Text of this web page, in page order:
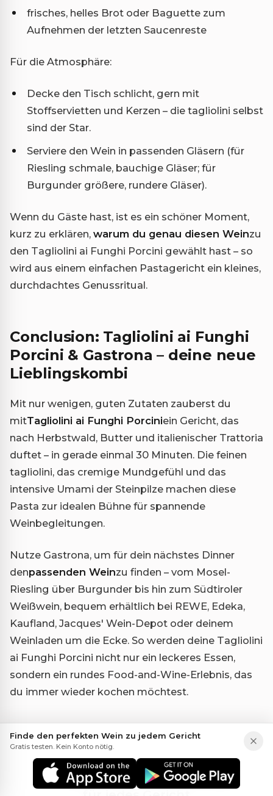
frisches, helles Brot oder Baguette zum
Aufnehmen der letzten Saucenreste
Für die Atmosphäre:
Decke den Tisch schlicht, gern mit
Stoffservietten und Kerzen – die tagliolini selbst
sind der Star.
Serviere den Wein in passenden Gläsern (für
Riesling schmale, bauchige Gläser; für
Burgunder größere, rundere Gläser).
Wenn du Gäste hast, ist es ein schöner Moment,
kurz zu erklären, warum du genau diesen Weinzu
den Tagliolini ai Funghi Porcini gewählt hast – so
wird aus einem einfachen Pastagericht ein kleines,
durchdachtes Genussritual.
Conclusion: Tagliolini ai Funghi
Porcini & Gastrona – deine neue
Lieblingskombi
Mit nur wenigen, guten Zutaten zauberst du
mitTagliolini ai Funghi Porciniein Gericht, das
nach Herbstwald, Butter und italienischer Trattoria
duftet – in gerade einmal 30 Minuten. Die feinen
tagliolini, das cremige Mundgefühl und das
intensive Umami der Steinpilze machen diese
Pasta zur idealen Bühne für spannende
Weinbegleitungen.
Nutze Gastrona, um für dein nächstes Dinner
denpassenden Weinzu finden – vom Mosel-
Riesling über Burgunder bis hin zum Südtiroler
Weißwein, bequem erhältlich bei REWE, Edeka,
Kaufland, Jacques' Wein-Depot oder deinem
Weinladen um die Ecke. So werden deine Tagliolini
ai Funghi Porcini nicht nur ein leckeres Essen,
sondern ein rundes Food-and-Wine-Erlebnis, das
du immer wieder kochen möchtest.
Am Tisch
Persönliche Weinempfehlungen
Finde den perfekten Wein zu jedem Gericht
Gratis testen. Kein Konto nötig.